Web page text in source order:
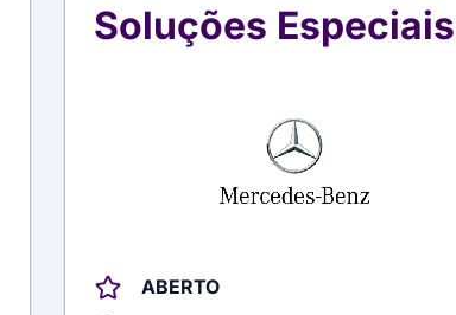
Soluções Especiais
ABERTO